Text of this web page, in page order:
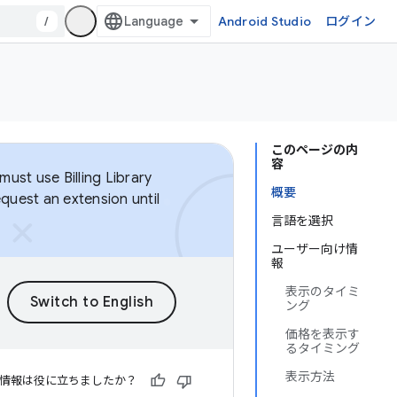
/ Android Studio ログイン
このページの内
容
概要
言語を選択
ユーザー向け情
報
表示のタイミ
ング
価格を表示す
るタイミング
表示方法
use Billing Library
an extension until
報は役に立ちましたか？